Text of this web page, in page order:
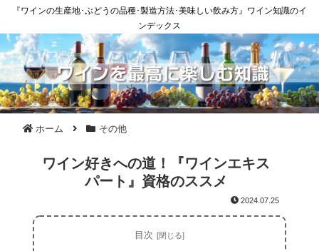
『ワインの生産地･ぶどうの品種･製造方法･美味しい飲み方』ワイン知識のイ
ンデックス
ホーム その他
ワイン好きへの道！『ワインエキス
パート』資格のススメ
2024.07.25
目次